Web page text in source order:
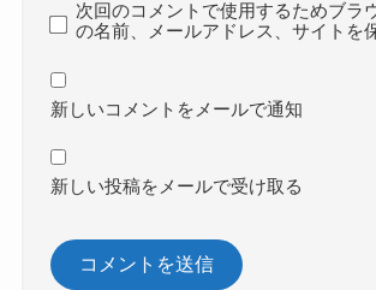
次回のコメントで使用するためブラ
の名前、メールアドレス、サイトを
新しいコメントをメールで通知
新しい投稿をメールで受け取る